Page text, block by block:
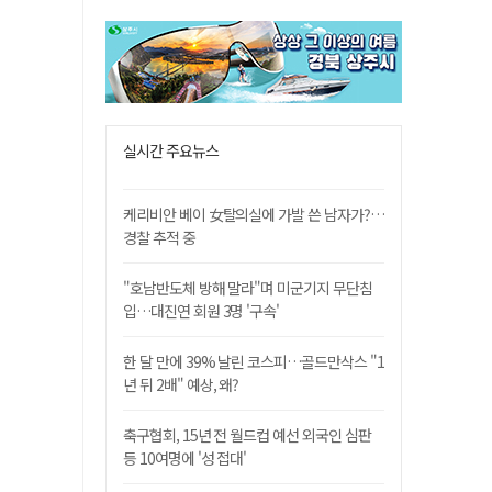
실시간 주요뉴스
케리비안 베이 女탈의실에 가발 쓴 남자가?…
경찰 추적 중
"호남반도체 방해 말라"며 미군기지 무단침
입…대진연 회원 3명 '구속'
한 달 만에 39% 날린 코스피…골드만삭스 "1
년 뒤 2배" 예상, 왜?
축구협회, 15년 전 월드컵 예선 외국인 심판
등 10여명에 '성 접대'